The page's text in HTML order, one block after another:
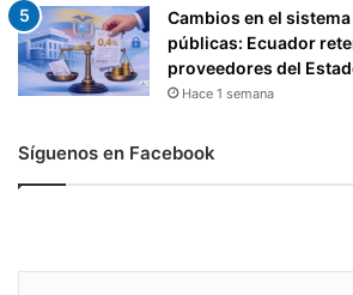
Cambios en el
públicas: Ecuador
proveedores del
Hace 1 semana
Síguenos en Facebook